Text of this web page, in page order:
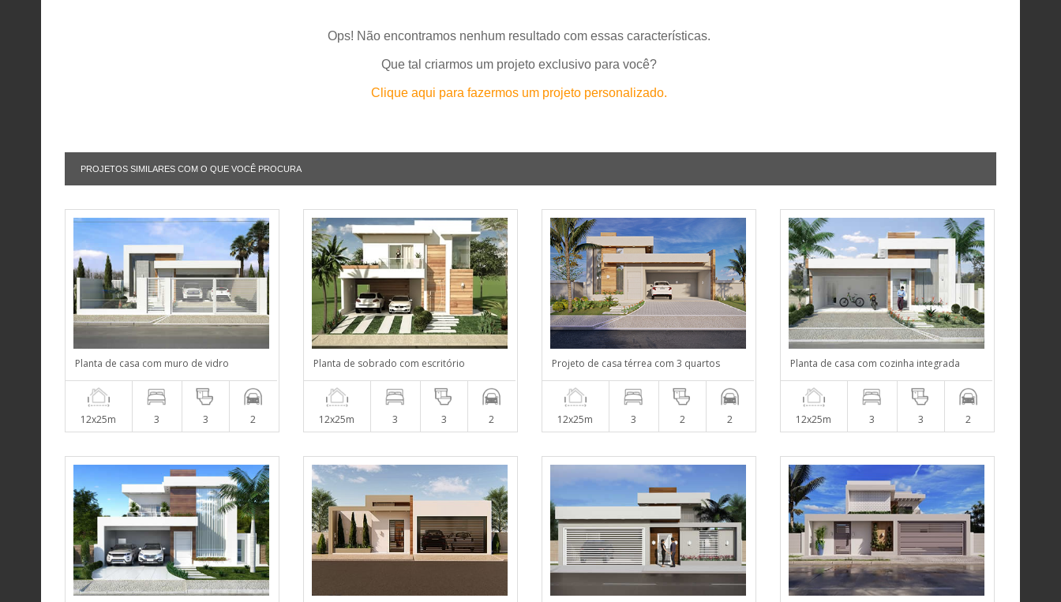
Ops! Não encontramos nenhum resultado com essas características.
Que tal criarmos um projeto exclusivo para você?
Clique aqui para fazermos um projeto personalizado.
PROJETOS SIMILARES COM O QUE VOCÊ PROCURA
Planta de casa com muro de vidro
12x25m 3 3 2
Planta de sobrado com escritório
12x25m 3 3 2
Projeto de casa térrea com 3 quartos
12x25m 3 2 2
Planta de casa com cozinha integrada
12x25m 3 3 2